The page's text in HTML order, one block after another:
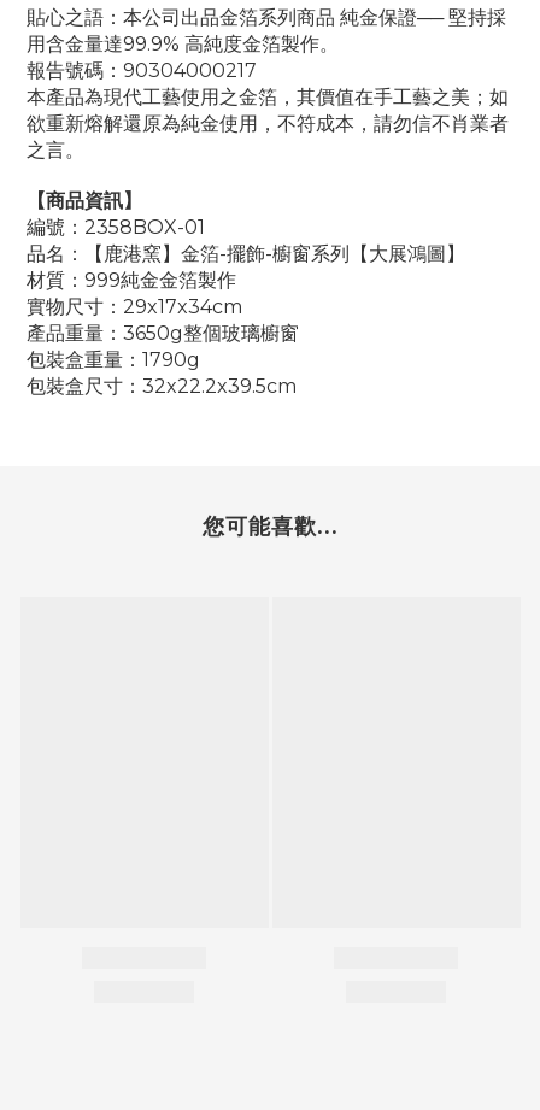
貼心之語：本公司出品金箔系列商品 純金保證── 堅持採
用含金量達99.9% 高純度金箔製作。
報告號碼：90304000217
本產品為現代工藝使用之金箔，其價值在手工藝之美；如
欲重新熔解還原為純金使用，不符成本，請勿信不肖業者
之言。
【商品資訊】
編號：2358BOX-01
品名：【鹿港窯】金箔-擺飾-櫥窗系列【大展鴻圖】
材質：999純金金箔製作
實物尺寸：29x17x34cm
產品重量：3650g整個玻璃櫥窗
包裝盒重量：1790g
包裝盒尺寸：32x22.2x39.5cm
您可能喜歡...